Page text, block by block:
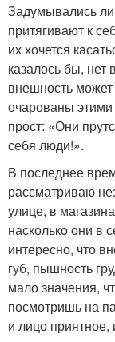
Задумывались
притягивают к
их хочется
казалось бы, нет
внешность
очарованы
прост: «Они
себя люди!».
В последнее
рассматриваю
улице, в
насколько они в
интересно, что
губ, пышность
мало значения,
посмотришь на
и лицо